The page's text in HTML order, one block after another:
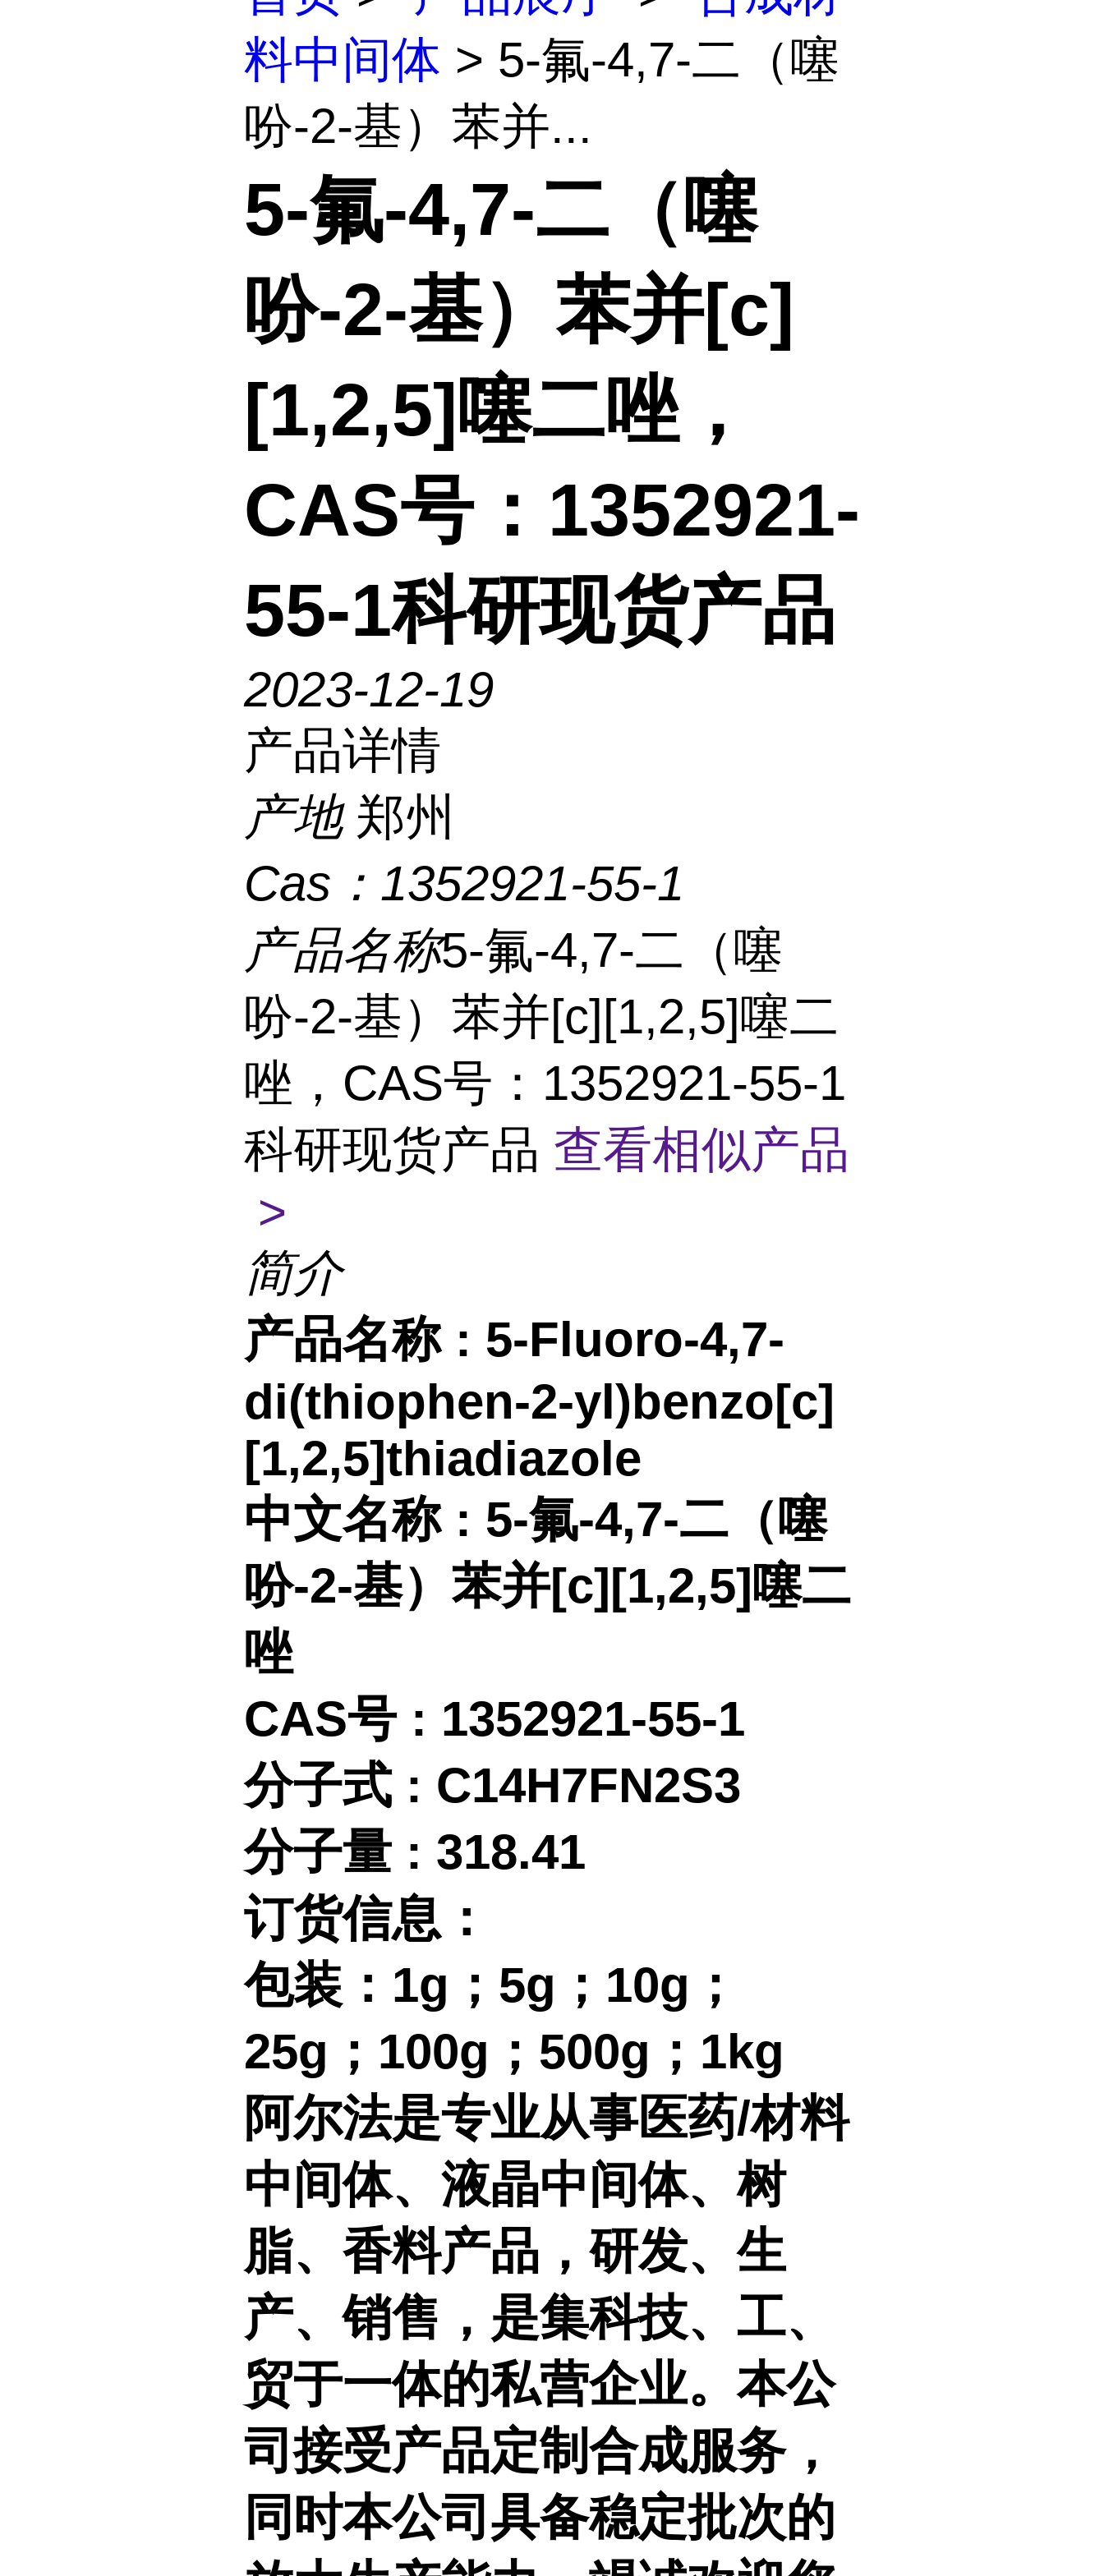
料中间体 > 5-氟-4,7-二（噻
吩-2-基）苯并...
5-氟-4,7-二（噻
吩-2-基）苯并[c]
[1,2,5]噻二唑，
CAS号：1352921-
55-1科研现货产品
2023-12-19
产品详情
产地 郑州
Cas： 1352921-55-1
产品名称5-氟-4,7-二（噻
吩-2-基）苯并[c][1,2,5]噻二
唑，CAS号：1352921-55-1
科研现货产品 查看相似产品
>
简介
产品名称 : 5-Fluoro-4,7-
di(thiophen-2-yl)benzo[c]
[1,2,5]thiadiazole
中文名称 : 5-氟-4,7-二（噻
吩-2-基）苯并[c][1,2,5]噻二
唑
CAS号 : 1352921-55-1
分子式 : C14H7FN2S3
分子量 : 318.41
订货信息：
包装： 1g；5g；10g；
25g；100g；500g；1kg
阿尔法是专业从事医药/材料
中间体、液晶中间体、树
脂、香料产品，研发、生
产、销售，是集科技、工、
贸于一体的私营企业。本公
司接受产品定制合成服务，
同时本公司具备稳定批次的